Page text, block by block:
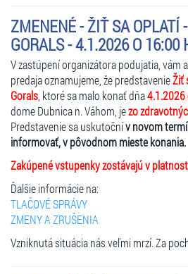
ZMENENÉ - ŽIŤ SA OPLATÍ
GORALS - 4.1.2026 O 16:00
V zastúpení organizátora podujatia, vám
predaja oznamujeme, že predstavenieŽiť
Gorals , ktoré sa malo konať dňa4.1.2026
dome Dubnica n. Váhom, jezo
Predstavenie sa uskutočnív novom
informovať, v pôvodnom mieste konania.
Zakúpené vstupenky zostávajú v
Ďalšie informácie na:
TLAČOVÉ SPRÁVY
ZMENY A ZRUŠENIA
Vzniknutá situácia nás veľmi mrzí. Za